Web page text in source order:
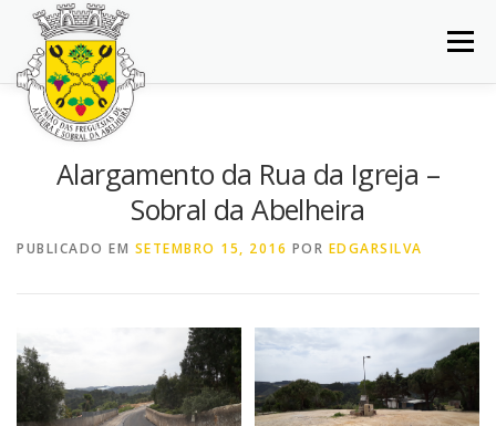
Saltar
conteúdo
Menu
INÍCIO JUNTA DE FREGUESIA
BALCÃO VIRTUAL NOTÍCIAS MAPA
Alargamento da Rua da Igreja –
Sobral da Abelheira
PUBLICADO EM SETEMBRO 15, 2016 POR EDGARSILVA